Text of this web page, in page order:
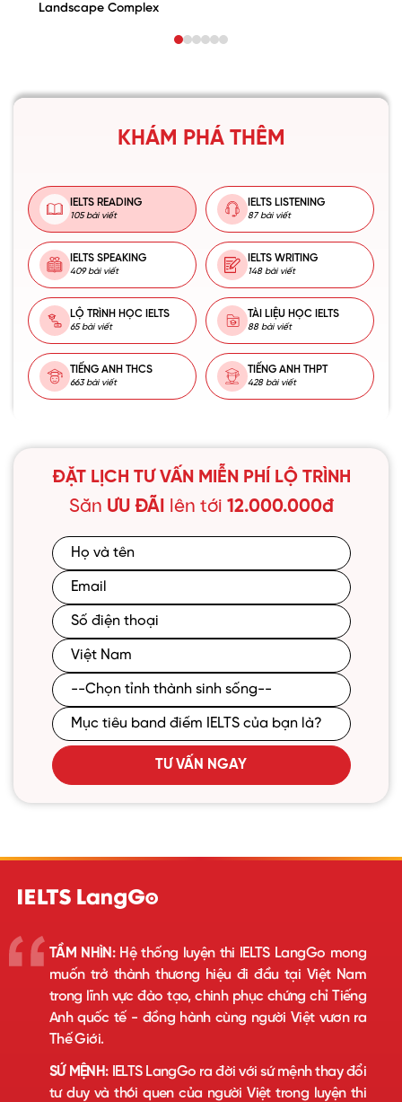
Landscape Complex
KHÁM PHÁ THÊM
IELTS READING
105 bài viết
IELTS LISTENING
87 bài viết
IELTS SPEAKING
409 bài viết
IELTS WRITING
148 bài viết
LỘ TRÌNH HỌC IELTS
65 bài viết
TÀI LIỆU HỌC IELTS
88 bài viết
TIẾNG ANH THCS
663 bài viết
TIẾNG ANH THPT
428 bài viết
ĐẶT LỊCH TƯ VẤN MIỄN PHÍ LỘ TRÌNH
Săn ƯU ĐÃI lên tới 12.000.000đ
TƯ VẤN NGAY
TẦM NHÌN:Hệ thống luyện thi IELTS LangGo mong
muốn trở thành thương hiệu đi đầu tại Việt Nam
trong lĩnh vực đào tạo, chinh phục chứng chỉ Tiếng
Anh quốc tế - đồng hành cùng người Việt vươn ra
Thế Giới.
SỨ MỆNH:IELTS LangGo ra đời với sứ mệnh thay đổi
tư duy và thói quen của người Việt trong luyện thi